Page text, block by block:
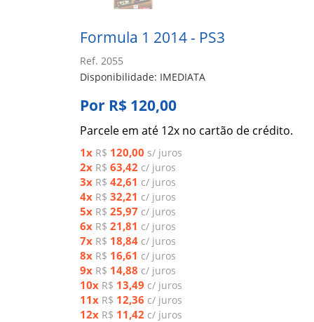
Formula 1 2014 - PS3
Ref. 2055
Disponibilidade: IMEDIATA
Por R$ 120,00
Parcele em até 12x no cartão de crédito.
1x R$ 120,00 s/ juros
2x R$ 63,42 c/ juros
3x R$ 42,61 c/ juros
4x R$ 32,21 c/ juros
5x R$ 25,97 c/ juros
6x R$ 21,81 c/ juros
7x R$ 18,84 c/ juros
8x R$ 16,61 c/ juros
9x R$ 14,88 c/ juros
10x R$ 13,49 c/ juros
11x R$ 12,36 c/ juros
12x R$ 11,42 c/ juros